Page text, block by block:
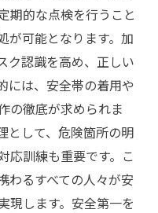
期的な点検を行うこと
が可能となります。加
ク認識を高め、正しい
には、安全帯の着用や
の徹底が求められま
として、危険箇所の明
応訓練も重要です。こ
わるすべての人々が安
現します。安全第一を